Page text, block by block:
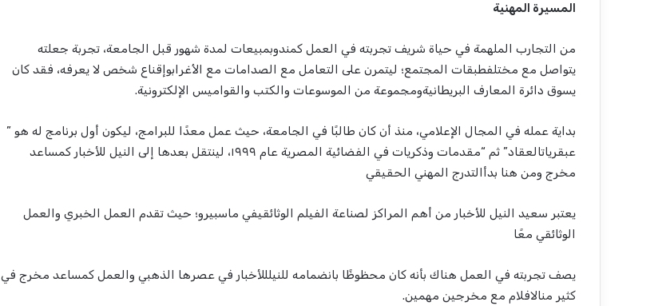
المسيرة المهنية
من التجارب الملهمة في حياة شريف تجربته في العمل كمندوبمبيعات لمدة شهور قبل الجامعة، تجربة جعلته
يتواصل مع مختلفطبقات المجتمع؛ ليتمرن على التعامل مع الصدامات مع الأغرابوإقناع شخص لا يعرفه، فقد كان
يسوق دائرة المعارف البريطانيةومجموعة من الموسوعات والكتب والقواميس الإلكترونية.
بداية عمله في المجال الإعلامي، منذ أن كان طالبا في الجامعة، حيث عمل معدا للبرامج، ليكون أول برنامج له هو ”
عبقرياتالعقاد” ثم “مقدمات وذكريات في الفضائية المصرية عام لينتقل بعدها إلى النيل للأخبار كمساعد
مخرج ومن هنا بدأالتدرج المهني الحقيقي
يعتبر سعيد النيل للأخبار من أهم المراكز لصناعة الفيلم الوثائقيفي ماسبيرو؛ حيث تقدم العمل الخبري والعمل
الوثائقي معا
يصف تجربته في العمل هناك بأنه كان محظوظا بانضمامه للنيلللأخبار في عصرها الذهبي والعمل كمساعد مخرج في
كثير منالافلام مع مخرجين مهمين.